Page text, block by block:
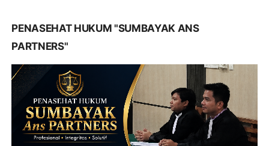
PENASEHAT HUKUM "SUMBAYAK ANS
PARTNERS"